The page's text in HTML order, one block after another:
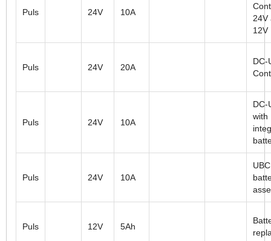
Puls 24V 10A
24V
12V
Puls 24V 20A
DC-
Puls 24V 10A
DC-
with
Puls 24V 10A
Puls 12V 5Ah